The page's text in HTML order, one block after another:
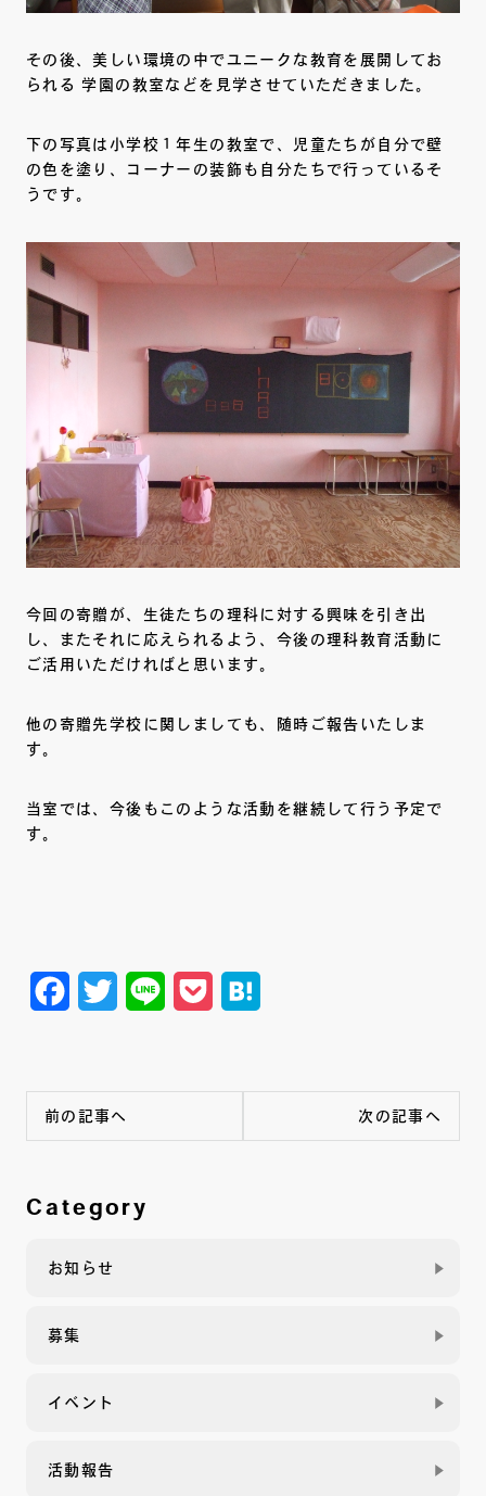
その後、美しい環境の中でユニークな教育を展開してお
られる 学園の教室などを見学させていただきました。
下の写真は小学校１年生の教室で、児童たちが自分で壁
の色を塗り、コーナーの装飾も自分たちで行っているそ
うです。
今回の寄贈が、生徒たちの理科に対する興味を引き出
し、またそれに応えられるよう、今後の理科教育活動に
ご活用いただければと思います。
他の寄贈先学校に関しましても、随時ご報告いたしま
す。
当室では、今後もこのような活動を継続して行う予定で
す。
Facebook
TwitterLine Pocket
前の記事へ 次の記事へ
Category
お知らせ
募集
イベント
活動報告